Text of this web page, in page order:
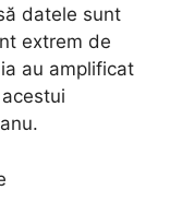
datele sunt
extrem de
au amplificat